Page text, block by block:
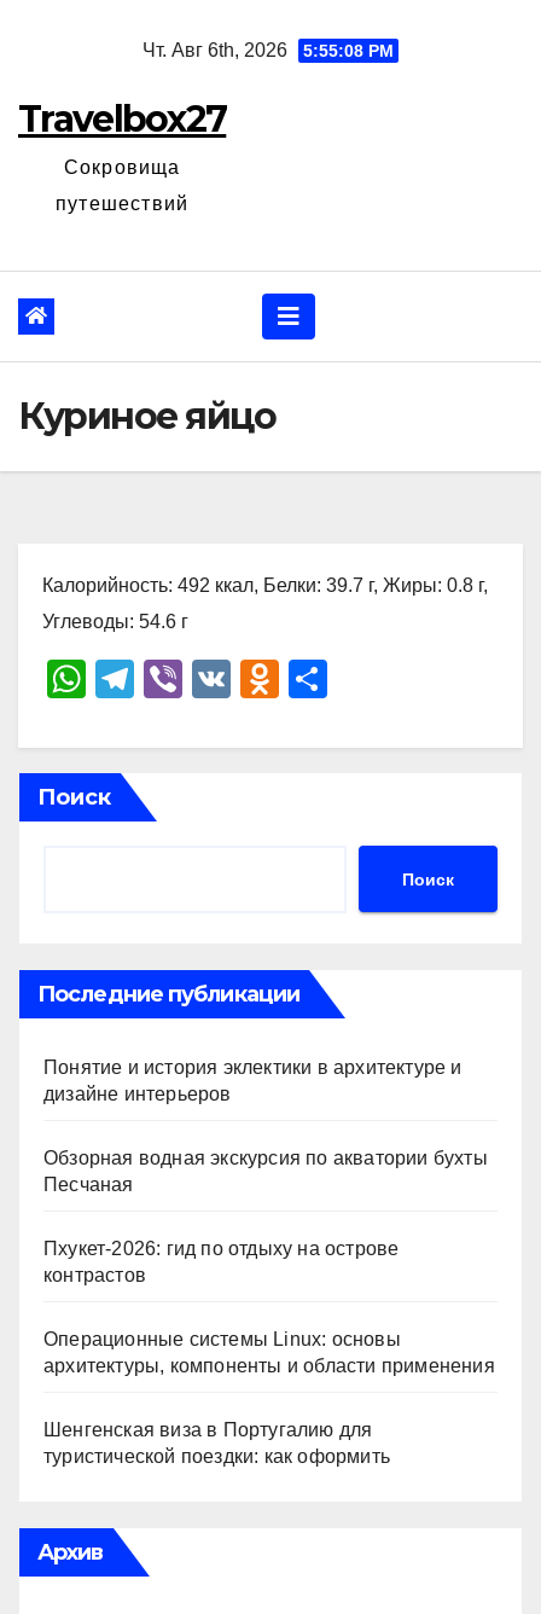
Чт. Авг 6th, 2026 5:55:09 PM
Travelbox27
Сокровища
путешествий
Куриное яйцо
Калорийность: 492 ккал, Белки: 39.7 г, Жиры: 0.8 г,
Углеводы: 54.6 г
W
at
s
A
T
e
gr
a
Vi
er
V
O
n
ki
р
ть
Поиск
Поиск
Последние публикации
Понятие и история эклектики в архитектуре и
дизайне интерьеров
Обзорная водная экскурсия по акватории бухты
Песчаная
Пхукет-2026: гид по отдыху на острове
контрастов
Операционные системы Linux: основы
архитектуры, компоненты и области применения
Шенгенская виза в Португалию для
туристической поездки: как оформить
Архив